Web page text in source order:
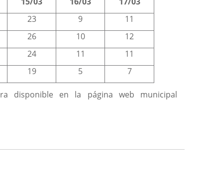
23 9
11
26 10
12
24 11
11
19 5 7
disponible en la página web municipal